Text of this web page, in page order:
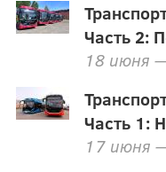
Часть 2:
18 июня
Часть 1:
17 июня